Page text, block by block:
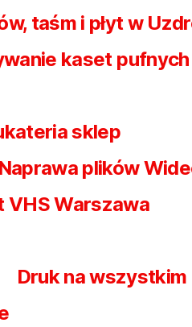
taśm i płyt w
kaset
sklep
Naprawa plików
VHS Warszawa
Druk na wszystkim